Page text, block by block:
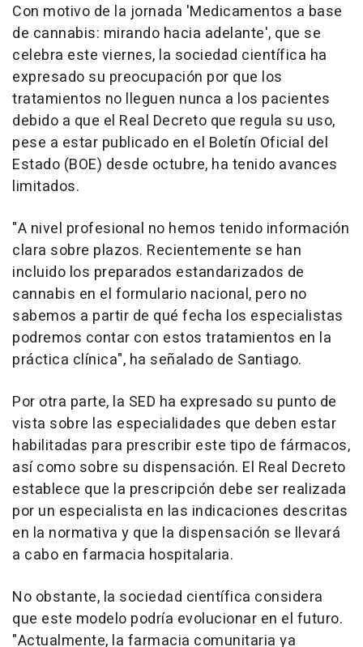
Con motivo de la jornada 'Medicamentos a base
de cannabis: mirando hacia adelante', que se
celebra este viernes, la sociedad científica ha
expresado su preocupación por que los
tratamientos no lleguen nunca a los pacientes
debido a que el Real Decreto que regula su uso,
pese a estar publicado en el Boletín Oficial del
Estado (BOE) desde octubre, ha tenido avances
limitados.
"A nivel profesional no hemos tenido información
clara sobre plazos. Recientemente se han
incluido los preparados estandarizados de
cannabis en el formulario nacional, pero no
sabemos a partir de qué fecha los especialistas
podremos contar con estos tratamientos en la
práctica clínica", ha señalado de Santiago.
Por otra parte, la SED ha expresado su punto de
vista sobre las especialidades que deben estar
habilitadas para prescribir este tipo de fármacos,
así como sobre su dispensación. El Real Decreto
establece que la prescripción debe ser realizada
por un especialista en las indicaciones descritas
en la normativa y que la dispensación se llevará
a cabo en farmacia hospitalaria.
No obstante, la sociedad científica considera
que este modelo podría evolucionar en el futuro.
"Actualmente, la farmacia comunitaria ya